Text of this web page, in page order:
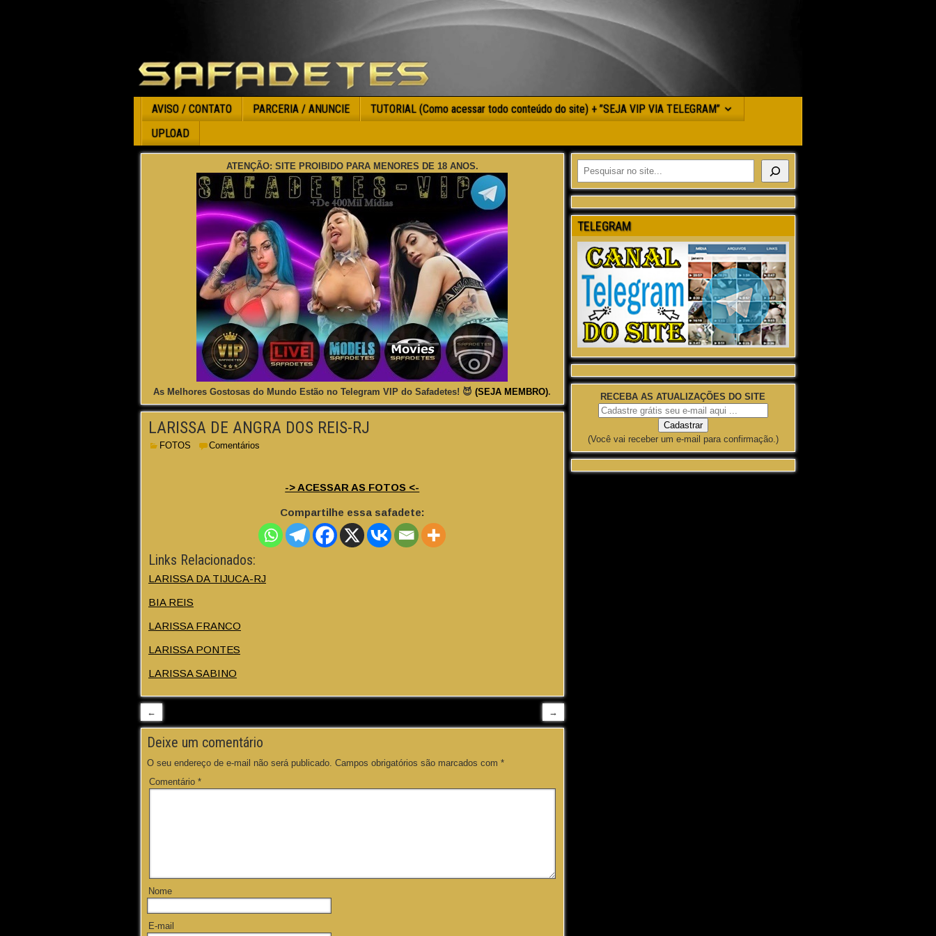
AVISO / CONTATO PARCERIA / ANUNCIE
TUTORIAL (Como acessar todo conteúdo do site) + ”SEJA VIP VIA TELEGRAM”
UPLOAD
ATENÇÃO: SITE PROIBIDO PARA MENORES DE 18 ANOS.
As Melhores Gostosas do Mundo Estão no Telegram VIP do Safadetes! 😈(SEJA MEMBRO).
LARISSA DE ANGRA DOS REIS-RJ
FOTOS Comentários
-> ACESSAR AS FOTOS <-
Compartilhe essa safadete:
Links Relacionados:
LARISSA DA TIJUCA-RJ
BIA REIS
LARISSA FRANCO
LARISSA PONTES
LARISSA SABINO
← →
Deixe um comentário
O seu endereço de e-mail não será publicado. Campos obrigatórios são marcados com *
Comentário *
Nome
E-mail
TELEGRAM
RECEBA AS ATUALIZAÇÕES DO SITE
(Você vai receber um e-mail para confirmação.)